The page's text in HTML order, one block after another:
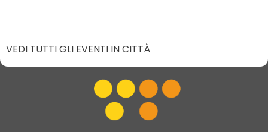
VEDI TUTTI GLI EVENTI IN CITTÀ